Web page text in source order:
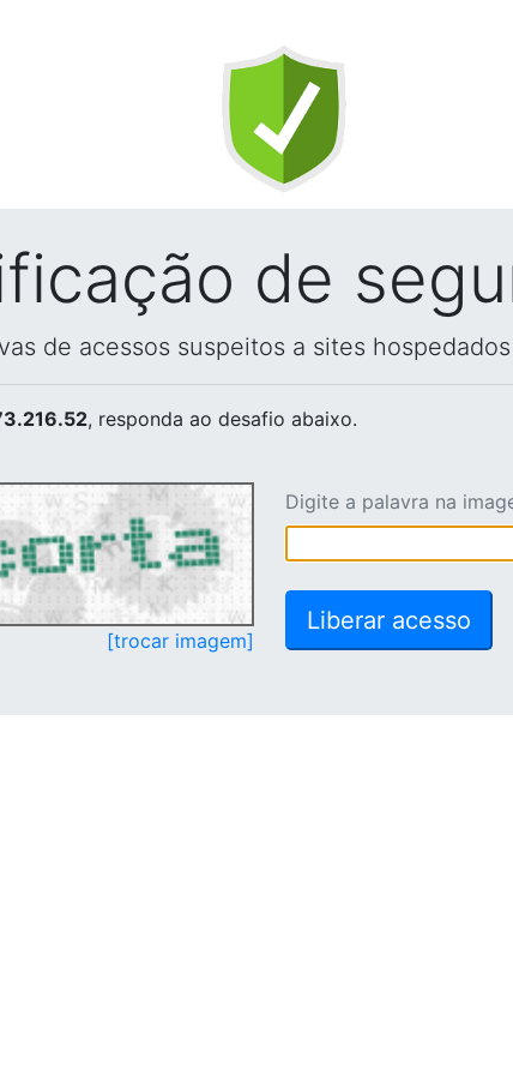
de
de acessos suspeitos a sites
, responda ao desafio abaixo.
[trocar imagem]
Digite a palavra na